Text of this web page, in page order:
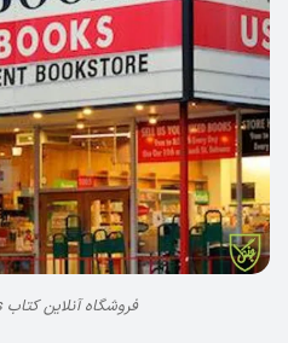
فروشگاه آنلاین کتاب Powell’s Books